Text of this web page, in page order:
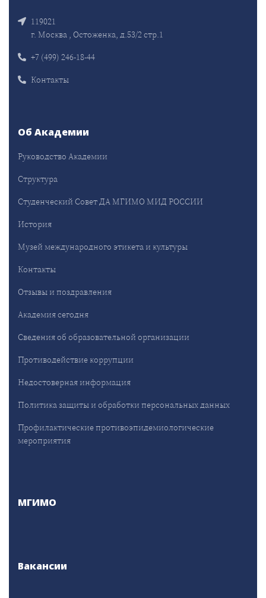
119021
г. Москва , Остоженка, д.53/2 стр.1
+7 (499) 246-18-44
Контакты
Об Академии
Руководство Академии
Структура
Студенческий Совет ДА МГИМО МИД РОССИИ
История
Музей международного этикета и культуры
Контакты
Отзывы и поздравления
Академия сегодня
Сведения об образовательной организации
Противодействие коррупции
Недостоверная информация
Политика защиты и обработки персональных данных
Профилактические противоэпидемиологические
мероприятия
МГИМО
Вакансии